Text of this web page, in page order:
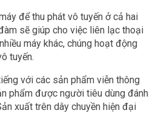
để thu phát vô tuyến ở cả hai
sẽ giúp cho việc liên lạc thoại
máy khác, chúng hoạt động
tuyến.
với các sản phẩm viễn thông
phẩm được người tiêu dùng đánh
xuất trên dây chuyền hiện đại